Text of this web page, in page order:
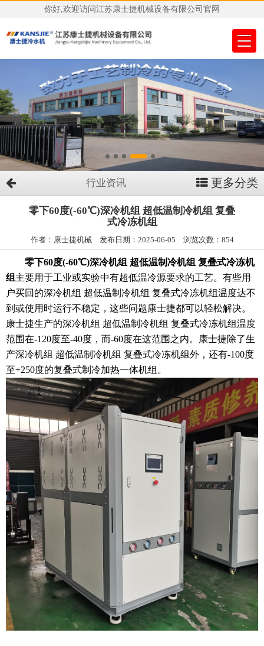
你好,欢迎访问江苏康士捷机械设备有限公司官网
行业资讯 更多分类
零下60度(-60℃)深冷机组 超低温制冷机组 复叠
式冷冻机组
作者：康士捷机械 发布日期：2025-06-05 浏览次数：854
零下60度(-60℃)深冷机组 超低温制冷机组 复叠式冷冻机
组 主要用于工业或实验中有超低温冷源要求的工艺。有些用
户买回的深冷机组 超低温制冷机组 复叠式冷冻机组温度达不
到或使用时运行不稳定，这些问题康士捷都可以轻松解决。
康士捷生产的深冷机组 超低温制冷机组 复叠式冷冻机组温度
范围在-120度至-40度，而-60度在这范围之内。康士捷除了生
产深冷机组 超低温制冷机组 复叠式冷冻机组外，还有-100度
至+250度的复叠式制冷加热一体机组。